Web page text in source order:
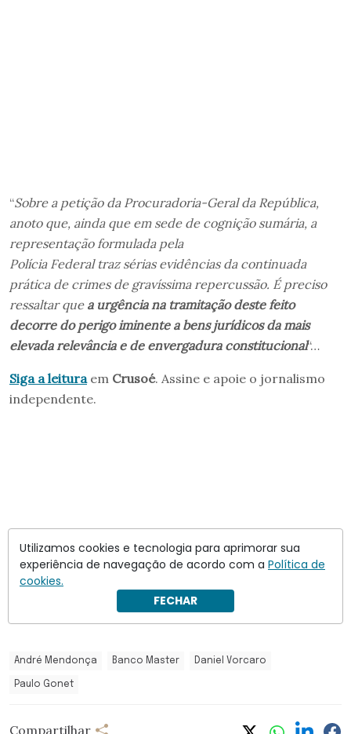
“Sobre a petição da Procuradoria-Geral da República,
anoto que, ainda que em sede de cognição sumária, a
representação formulada pela
Polícia Federal traz sérias evidências da continuada
prática de crimes de gravíssima repercussão. É preciso
ressaltar que a urgência na tramitação deste feito
decorre do perigo iminente a bens jurídicos da mais
elevada relevância e de envergadura constitucional“…
Siga a leituraem Crusoé. Assine e apoie o jornalismo
independente.
André Mendonça Banco Master Daniel Vorcaro
Paulo Gonet
Compartilhar
Utilizamos cookies e tecnologia para aprimorar sua
experiência de navegação de acordo com a Política de
cookies.
FECHAR